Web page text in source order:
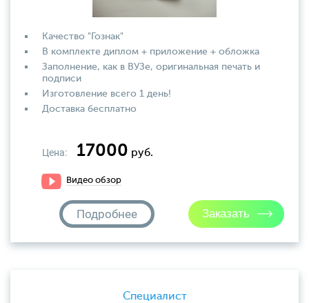
Качество "Гознак"
В комплекте диплом + приложение + обложка
Заполнение, как в ВУЗе, оригинальная печать и
подписи
Изготовление всего 1 день!
Доставка бесплатно
Цена: 17000 руб.
Видео обзор
Подробнее
Специалист